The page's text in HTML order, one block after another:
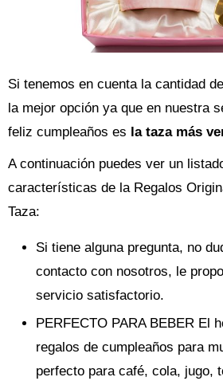
Si tenemos en cuenta la cantidad
la mejor opción ya que en nuestra
feliz cumpleaños es la taza más
A continuación puedes ver un
características de la Regalos
Taza:
Si tiene alguna pregunta, no
contacto con nosotros, le
servicio satisfactorio.
PERFECTO PARA BEBER El
regalos de cumpleaños para
perfecto para café, cola, jugo,